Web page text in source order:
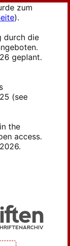
zum
).
durch die
geplant.
(see
the
access.